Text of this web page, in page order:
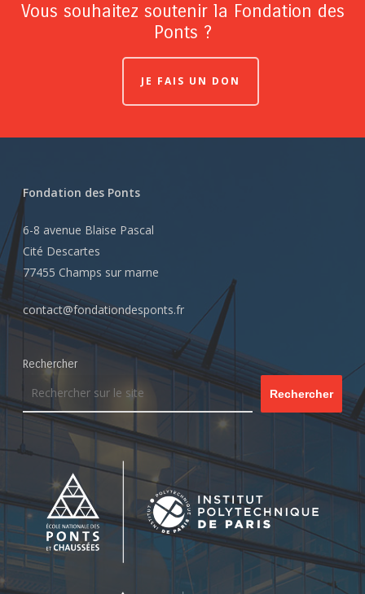
Vous souhaitez soutenir la Fondation des
Ponts ?
JE FAIS UN DON
Fondation des Ponts
6-8 avenue Blaise Pascal
Cité Descartes
77455 Champs sur marne
contact@fondationdesponts.fr
Rechercher
Rechercher